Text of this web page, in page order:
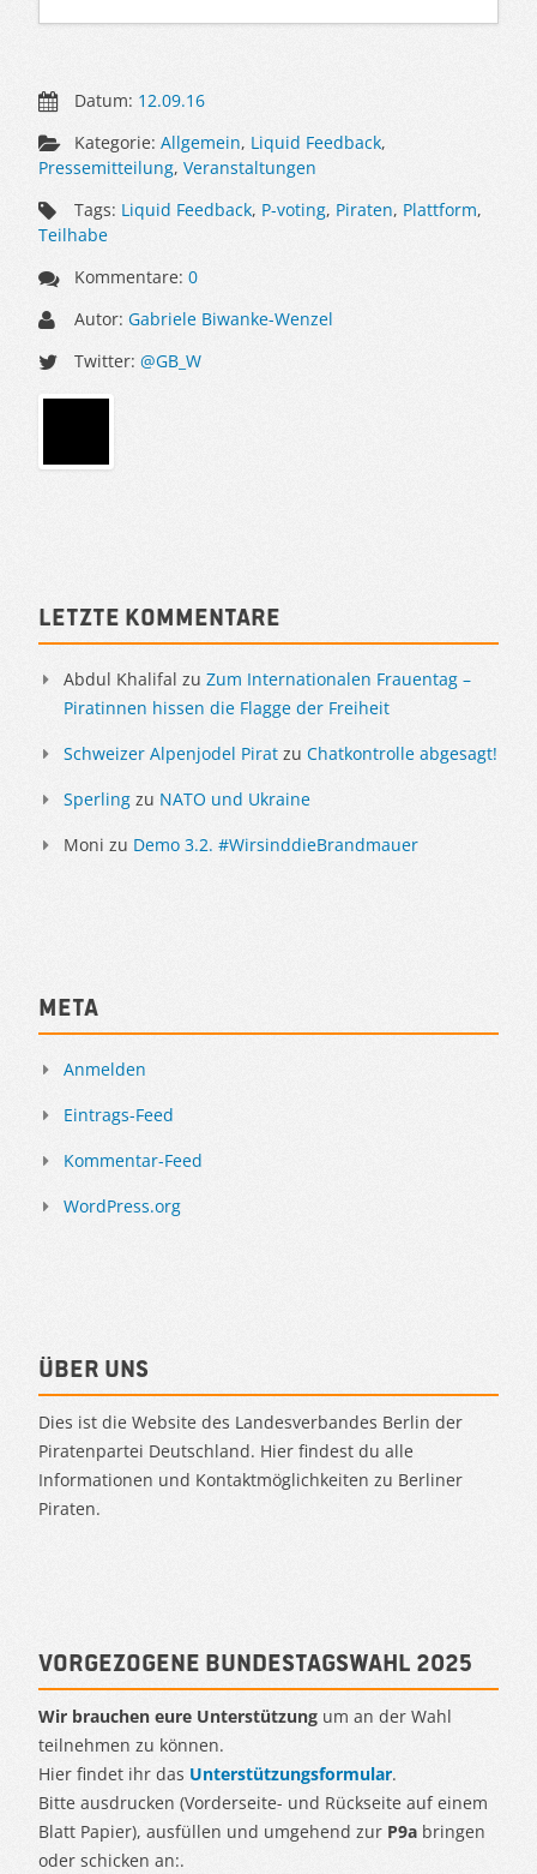
Datum: 12.09.16
Kategorie:Allgemein, Liquid Feedback,
Pressemitteilung, Veranstaltungen
Tags: Liquid Feedback, P-voting, Piraten, Plattform,
Teilhabe
Kommentare:0
Autor:Gabriele Biwanke-Wenzel
Twitter:@GB_W
Sidebar
Letzte Kommentare
Abdul Khalifal zu Zum Internationalen Frauentag –
Piratinnen hissen die Flagge der Freiheit
Schweizer Alpenjodel Pirat zu Chatkontrolle abgesagt!
Sperling zu NATO und Ukraine
Moni zu Demo 3.2. #WirsinddieBrandmauer
Meta
Anmelden
Eintrags-Feed
Kommentar-Feed
WordPress.org
Über uns
Dies ist die Website des Landesverbandes Berlin der
Piratenpartei Deutschland. Hier findest du alle
Informationen und Kontaktmöglichkeiten zu Berliner
Piraten.
Vorgezogene Bundestagswahl 2025
Wir brauchen eure Unterstützung um an der Wahl
teilnehmen zu können.
Hier findet ihr das Unterstützungsformular.
Bitte ausdrucken (Vorderseite- und Rückseite auf einem
Blatt Papier), ausfüllen und umgehend zur P9a bringen
oder schicken an:.